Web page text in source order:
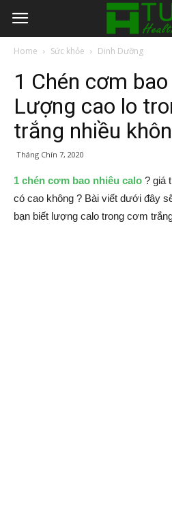
Home Sức khỏe Dinh Dưỡng
1 Chén cơm
Lượng cao lo
trắng nhiều
Tháng Chín 7, 2020
1 chén cơm bao nhiêu calo ? giá
có cao không ? Bài viết dưới đây
bạn biết lượng calo trong cơm